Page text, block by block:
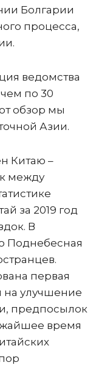
Болгарии
процесса,
ведомства
по 30
обзор мы
Азии.
Китаю –
между
за 2019 год
В
Поднебесная
первая
на улучшение
предпосылок
время